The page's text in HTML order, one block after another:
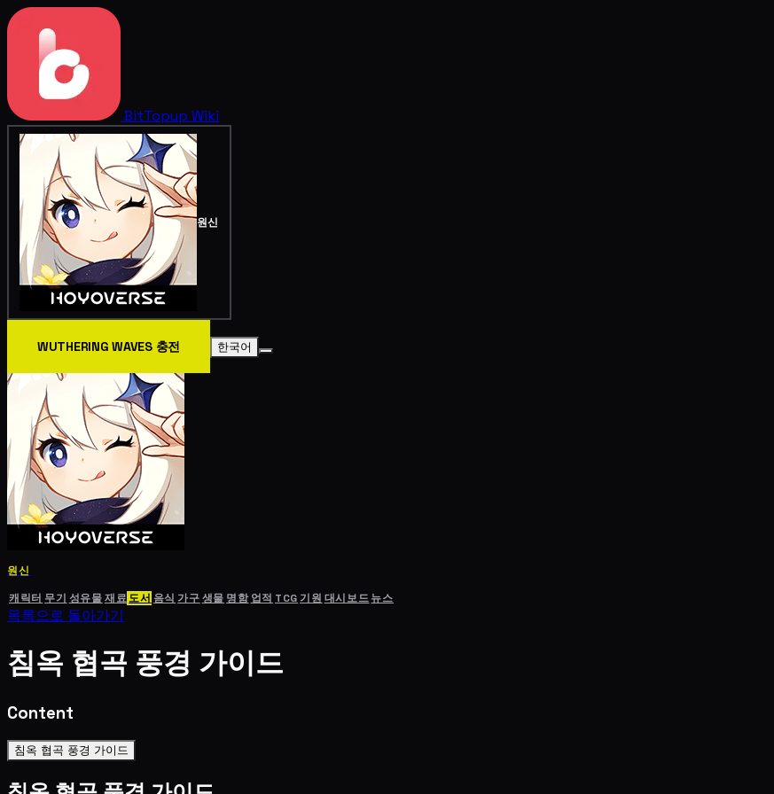
BitTopup Wiki
원신
WUTHERING WAVES 충전 한국어
원신
캐릭터 무기 성유물재료도서 음식 가구생물 명함 업적 TCG기원 대시보드뉴스
목록으로 돌아가기
침옥 협곡 풍경 가이드
Content
침옥 협곡 풍경 가이드